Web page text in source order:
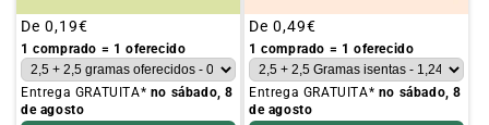
Preço
habitual
De 0,19€
1 comprado = 1 oferecido
Entrega GRATUITA* no sábado, 8
de agosto
Preço
habitual
De 0,49€
1 comprado = 1 oferecido
Entrega GRATUITA* no sábado, 8
de agosto